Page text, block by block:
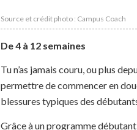
Source et crédit photo : Campus Coach
De 4 à 12 semaines
Tu n’as jamais couru, ou plus
permettre de commencer en
blessures typiques des
Grâce à un programme